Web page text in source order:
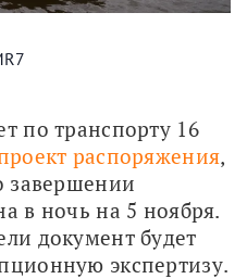
по транспорту 16
распоряжения,
завершении
в ночь на 5 ноября.
документ будет
экспертизу.